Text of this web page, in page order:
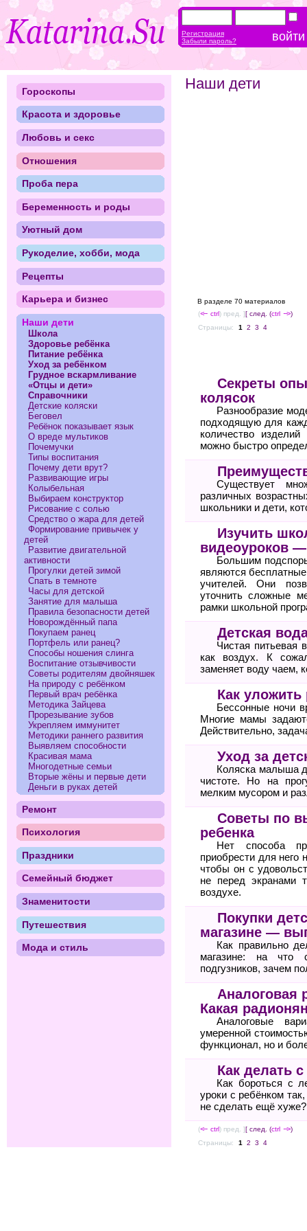
Наши дети
В разделе 70 материалов
(<-- ctrl) пред. ][ след. (ctrl --> )
Страницы:
1 2 3 4
Секреты
колясок
Разнообразие
подходящую для
количество
можно быстро
Существует
различных
школьники и дети,
Изучить
видеоуроков —
Большим
являются
учителей. Они
уточнить сложные
рамки школьной
Детская
Чистая питьевая
как воздух. К
заменяет воду чаем,
Как уложить
Бессонные ночи
Многие мамы
Действительно,
Уход за
Коляска малыша
чистоте. Но на
мелким мусором и
Советы по
ребенка
Нет способа
приобрести для него
чтобы он с
не перед экранами
воздухе.
Покупки
магазине —
Как правильно
магазине: на что
подгузников, зачем
Аналоговая
Какая
Аналоговые
умеренной
функционал, но и
Как делать
Как бороться с
уроки с ребёнком
не сделать ещё хуже?
(<-- ctrl) пред. ][ след. (ctrl --> )
Страницы:
1 2 3 4
Гороскопы
Красота и здоровье
Любовь и секс
Отношения
Проба пера
Беременность и роды
Уютный дом
Рукоделие, хобби, мода
Рецепты
Карьера и бизнес
Наши дети
Школа
Здоровье ребёнка
Питание ребёнка
Уход за ребёнком
Грудное вскармливание
«Отцы и дети»
Справочники
Детские коляски
Беговел
Ребёнок показывает язык
О вреде мультиков
Почемучки
Типы воспитания
Почему дети врут?
Развивающие игры
Колыбельная
Выбираем конструктор
Рисование с солью
Средство о жара для детей
Формирование привычек у
детей
Развитие двигательной
активности
Прогулки детей зимой
Спать в темноте
Часы для детской
Занятие для малыша
Правила безопасности детей
Новорождённый папа
Покупаем ранец
Портфель или ранец?
Способы ношения слинга
Воспитание отзывчивости
Советы родителям двойняшек
На природу с ребёнком
Первый врач ребёнка
Методика Зайцева
Прорезывание зубов
Укрепляем иммунитет
Методики раннего развития
Выявляем способности
Красивая мама
Многодетные семьи
Вторые жёны и первые дети
Деньги в руках детей
Ремонт
Психология
Праздники
Семейный бюджет
Знаменитости
Путешествия
Мода и стиль
Регистрация
Забыли пароль?